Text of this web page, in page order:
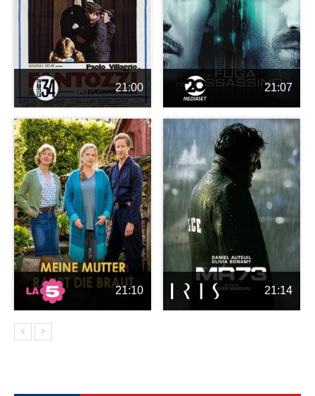
21:00 21:07
21:10 21:14